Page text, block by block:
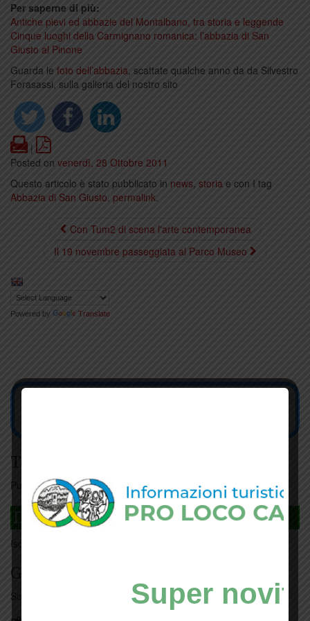
Per saperne di più:
Antiche pievi ed abbazie del Montalbano, tra storia e leggende
Cinque luoghi della Carmignano romanica: l’abbazia di San
Giusto al Pinone
Guarda le foto dell’abbazia, scattate qualche anno da da Silvestro
Forasassi, sulla galleria del nostro sito
Print
|
Posted on venerdì, 28 Ottobre 2011
Questo articolo è stato pubblicato in news, storia e con I tag
Abbazia di San Giusto. permalink.
Con Tum2 di scena l'arte contemporanea
Il 19 novembre passeggiata al Parco Museo
Powered by Translate
Tesseramento
Puoi tesserarti onlinecliccando qui
DAGLI L'ANDA
Iscriviti
Giorno per giorno a Carmignano
Scopri tutti gli eventi Super